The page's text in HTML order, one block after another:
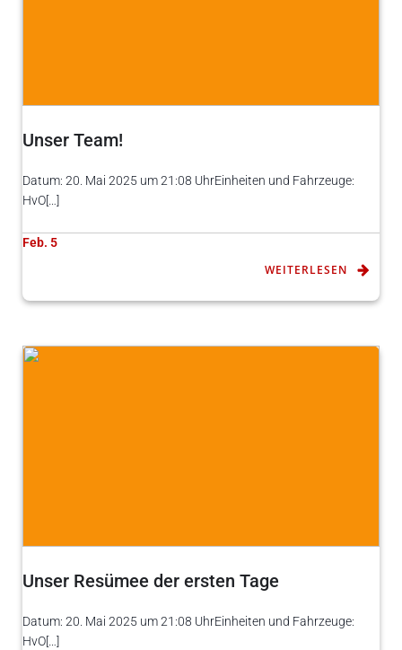
Unser Team!
Datum: 20. Mai 2025 um 21:08 UhrEinheiten und Fahrzeuge:
HvO[…]
Feb. 5
WEITERLESEN
Unser Resümee der ersten Tage
Datum: 20. Mai 2025 um 21:08 UhrEinheiten und Fahrzeuge:
HvO[…]